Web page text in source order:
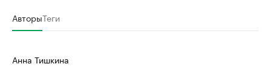
АвторыТеги
Анна Тишкина